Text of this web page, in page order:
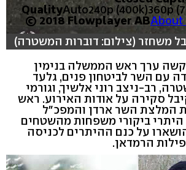
QualityAuto240p (400k)360p
© 2018 Flowplayer ABAbout
משחזר (צילום: דוברות המשטרה)
ערך ראש הממשלה בנימין
עם השר לביטחון פנים, גלעד
רב-ניצב רוני אלשיך, וגורמי
סקירה על אודות האירוע. ראש
המלצת השר ארדן והמפכ"ל
ביקורי משפחות מהשטחים
על כנם ההיתרים לכניסה
הרמדאן.